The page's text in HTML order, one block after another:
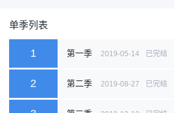
单季列表
1 第一季 2019-05-14 已完结
2 第二季 2019-08-27 已完结